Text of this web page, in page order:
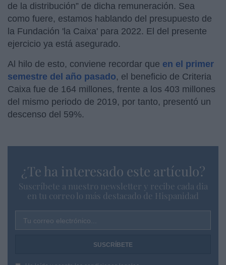
de la distribución” de dicha remuneración. Sea
como fuere, estamos hablando del presupuesto de
la Fundación 'la Caixa' para 2022. El del presente
ejercicio ya está asegurado.
Al hilo de esto, conviene recordar que en el primer
semestre del año pasado, el beneficio de Criteria
Caixa fue de 164 millones, frente a los 403 millones
del mismo periodo de 2019, por tanto, presentó un
descenso del 59%.
¿Te ha interesado este artículo?
Suscríbete a nuestro newsletter y recibe cada dia
en tu correo lo más destacado de Hispanidad
Tu correo electrónico...